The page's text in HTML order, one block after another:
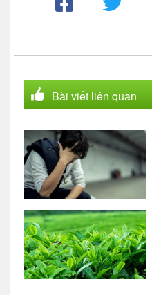
Bài viết liên quan